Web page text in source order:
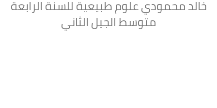
خالد محمودي علوم طبيعية للسنة الرابعة
متوسط الجيل الثاني